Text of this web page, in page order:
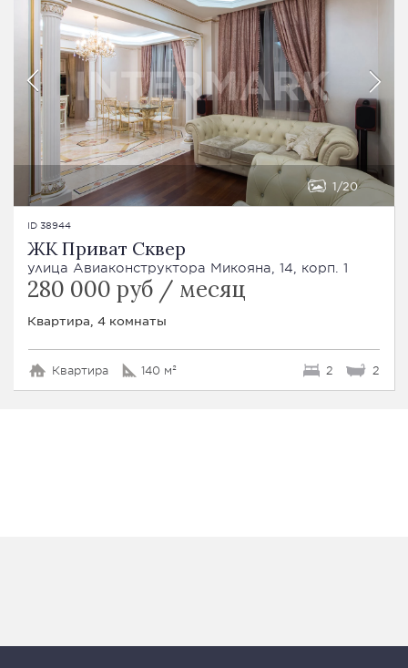
1 20
ID 38944
ЖК Приват Сквер
улица Авиаконструктора Микояна, 14, корп. 1
280 000 руб / месяц
Квартира, 4 комнаты
Квартира 140 м² 2 2